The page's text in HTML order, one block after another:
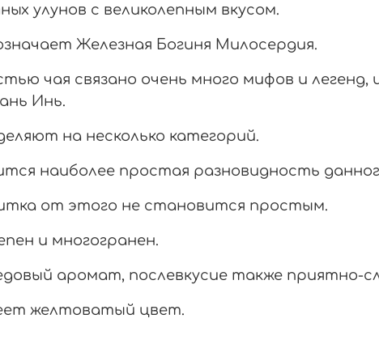
улунов с великолепным вкусом.
Железная Богиня Милосердия.
чая связано очень много мифов и
Инь.
на несколько категорий.
наиболее простая разновидность
от этого не становится простым.
и многогранен.
аромат, послевкусие также приятно-
желтоватый цвет.